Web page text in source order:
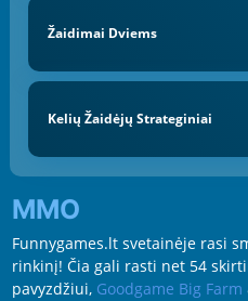
Žaidimai Dviems
Kelių Žaidėjų Strateginiai
MMO
Funnygames.lt svetainėje rasi
rinkinį! Čia gali rasti net 54
pavyzdžiui, Goodgame Big Farm